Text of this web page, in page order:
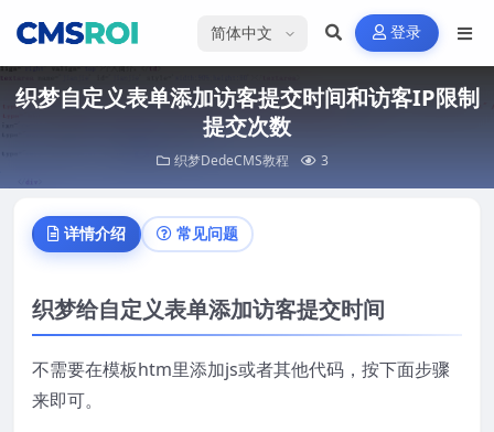
选择语言 登录
织梦自定义表单添加访客提交时间和访客IP限制
提交次数
织梦DedeCMS教程 3
详情介绍 常见问题
织梦给自定义表单添加访客提交时间
不需要在模板htm里添加js或者其他代码，按下面步骤
来即可。